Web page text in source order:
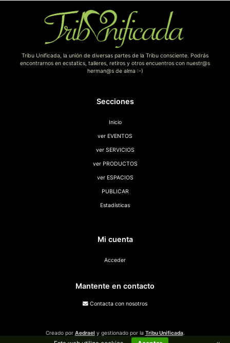
Tribu Unificada, la unión de diversas partes de la Tribu consciente. Podrás
encontrarnos en ecstatics, talleres, retiros y otros encuentros con nuestr@s
herman@s de alma :-)
Secciones
Inicio
ver EVENTOS
ver SERVICIOS
ver PRODUCTOS
ver ESPACIOS
PUBLICAR
Estadísticas
Mi cuenta
Acceder
Mantente en contacto
Contacta con nosotros
Creado por Aedraely gestionado por la Tribu Unificada.